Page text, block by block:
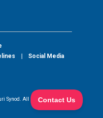
|
Social Media
Synod. All Rights Reserved.